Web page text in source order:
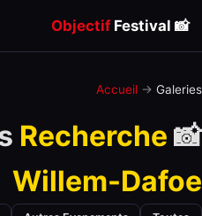
📸
ObjectifFestival
Accueil → Galeries
📸 Galeries
Recherche
Willem-Dafoe